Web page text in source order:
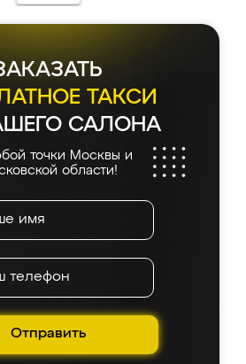
ТАКСИ
САЛОНА
точки Москвы и
области!
Отправить